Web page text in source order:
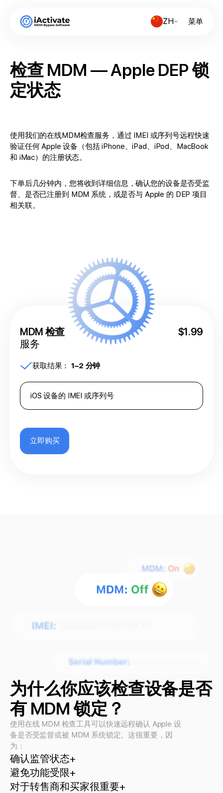
ZH 菜单
检查 MDM — Apple DEP 锁
定状态
使用我们的在线MDM检查服务，通过 IMEI 或序列号远程快速
验证任何 Apple 设备（包括 iPhone、iPad、iPod、MacBook
和 iMac）的注册状态。
下单后几分钟内，您将收到详细信息，确认您的设备是否受监
督、是否已注册到 MDM 系统，或是否与 Apple 的 DEP 项目
相关联。
MDM 检查
服务
$1.99
获取结果：1–2 分钟
立即购买
为什么你应该检查设备是否
有 MDM 锁定？
使用在线 MDM 检查工具可以快速远程确认 Apple 设
备是否受监督或被 MDM 系统锁定。这很重要，因
为：
确认监管状态+
避免功能受限+
对于转售商和买家很重要+